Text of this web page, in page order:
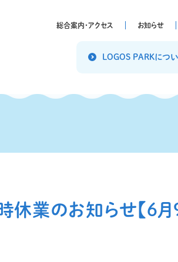
総合案内・アクセス お知らせ
LOGOS PARKにつ
業のお知らせ【6月